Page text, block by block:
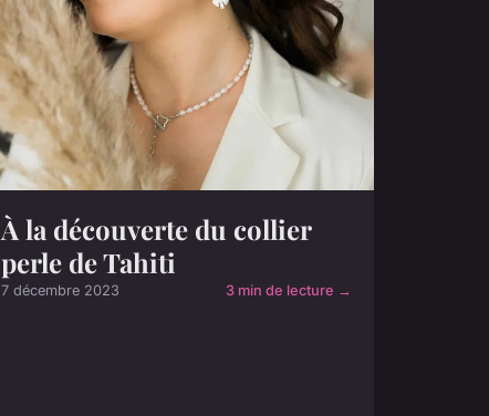
À la découverte du collier
perle de Tahiti
7 décembre 2023 3 min de lecture →